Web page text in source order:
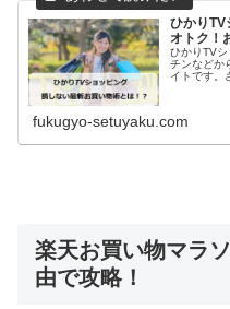
ひかりTV
オトク！
ひかりTV
チンなどか
イトです。
fukugyo-setuyaku.com
楽天お買い物マラ
由で攻略！